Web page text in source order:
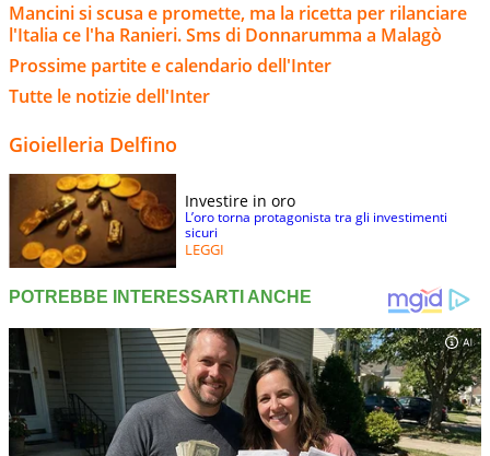
Mancini si scusa e promette, ma la ricetta per rilanciare
l'Italia ce l'ha Ranieri. Sms di Donnarumma a Malagò
Prossime partite e calendario dell'Inter
Tutte le notizie dell'Inter
Gioielleria Delfino
Investire in oro
L’oro torna protagonista tra gli investimenti
sicuri
LEGGI